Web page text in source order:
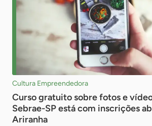
Cultura Empreendedora
Curso gratuito sobre fotos e
Sebrae-SP está com inscrições
Ariranha